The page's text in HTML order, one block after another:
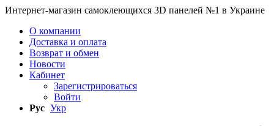
Интернет-магазин самоклеющихся 3D панелей №1 в Украине
О компании
Доставка и оплата
Возврат и обмен
Новости
Кабинет
Зарегистрироваться
Войти
Рус Укр